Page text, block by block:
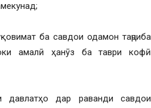
ба савдои одамон таҷриба
амалӣ ҳанӯз ба таври кофӣ
давлатҳо дар раванди савдои